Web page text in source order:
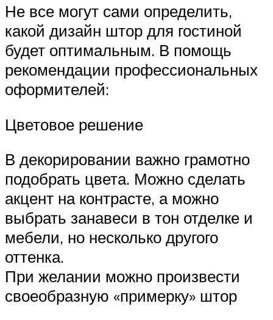
Не все могут сами определить,
какой дизайн штор для гостиной
будет оптимальным. В помощь
рекомендации профессиональных
оформителей:
Цветовое решение
В декорировании важно грамотно
подобрать цвета. Можно сделать
акцент на контрасте, а можно
выбрать занавеси в тон отделке и
мебели, но несколько другого
оттенка.
При желании можно произвести
своеобразную «примерку» штор